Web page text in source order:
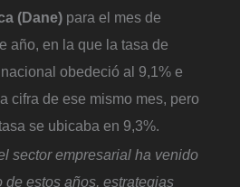
(Dane) para el mes de
año, en la que la tasa de
obedeció al 9,1% e
cifra de ese mismo mes, pero
se ubicaba en 9,3%.
sector empresarial ha venido
estos años, estrategias